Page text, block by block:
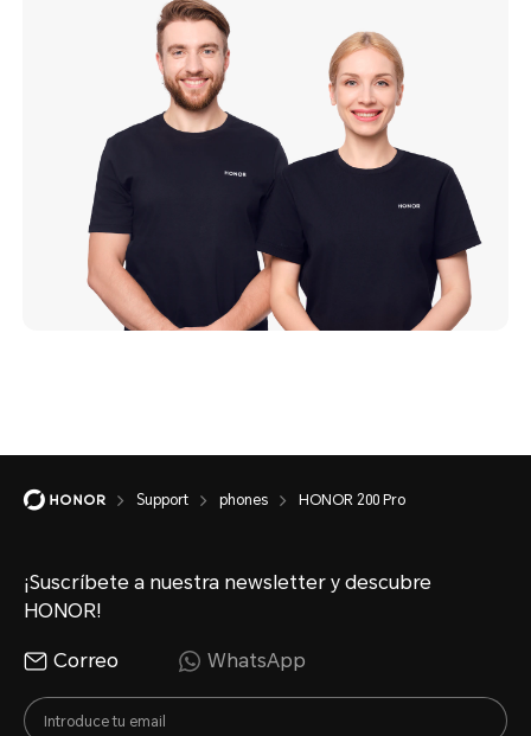
Support phones HONOR 200 Pro
¡Suscríbete a nuestra newsletter y descubre
HONOR!
Correo WhatsApp